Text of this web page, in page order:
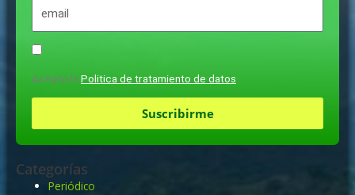
Acepto la Politica de tratamiento de datos
Suscribirme
Categorías
Periódico